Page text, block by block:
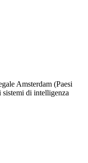
Amsterdam (Paesi
sistemi di intelligenza